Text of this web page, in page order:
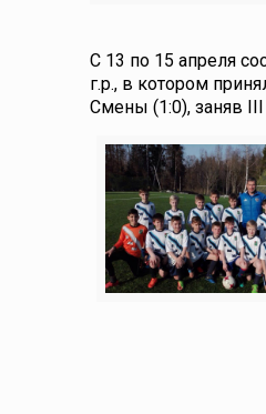
С 13 по 15 апреля
г.р., в котором
Смены (1:0), заняв